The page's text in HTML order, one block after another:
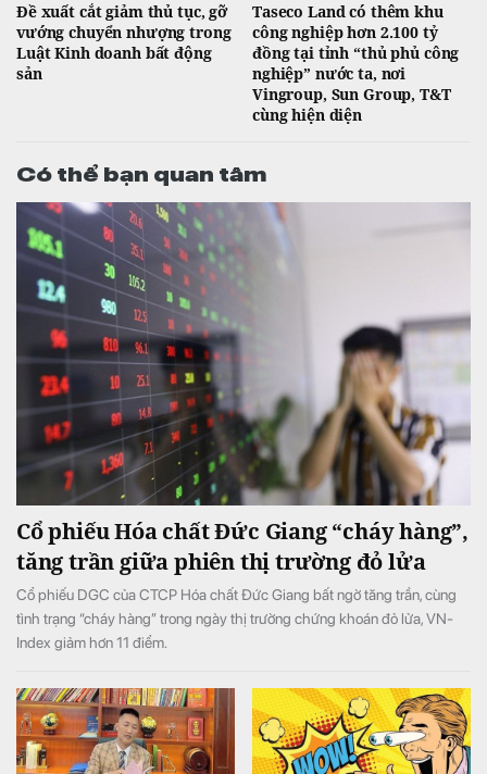
Đề xuất cắt giảm thủ tục, gỡ
vướng chuyển nhượng trong
Luật Kinh doanh bất động
sản
Taseco Land có thêm khu
công nghiệp hơn 2.100 tỷ
đồng tại tỉnh “thủ phủ công
nghiệp” nước ta, nơi
Vingroup, Sun Group, T&T
cùng hiện diện
Có thể bạn quan tâm
Cổ phiếu Hóa chất Đức Giang “cháy hàng”,
tăng trần giữa phiên thị trường đỏ lửa
Cổ phiếu DGC của CTCP Hóa chất Đức Giang bất ngờ tăng trần, cùng
tình trạng “cháy hàng” trong ngày thị trường chứng khoán đỏ lửa, VN-
Index giảm hơn 11 điểm.